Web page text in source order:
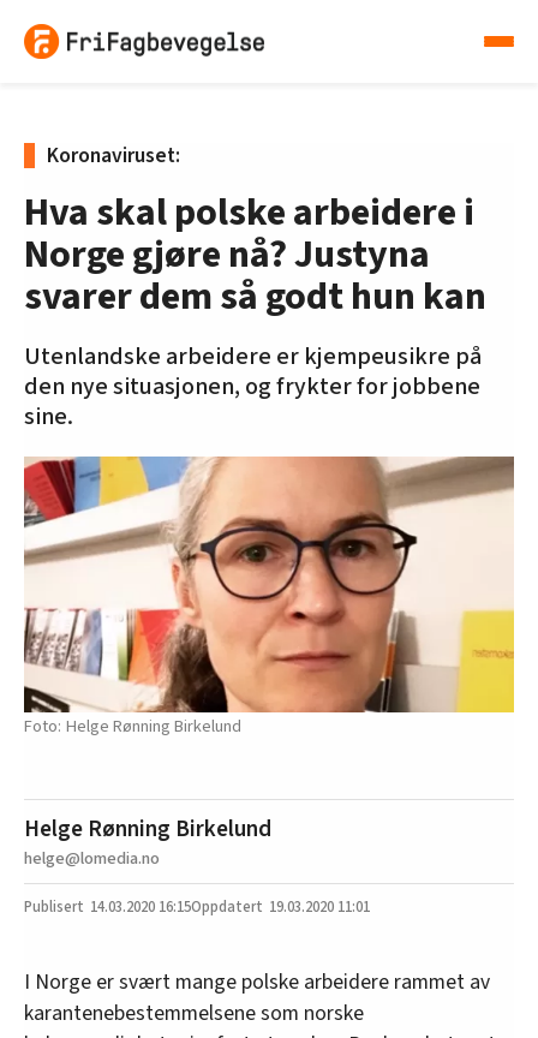
Koronaviruset:
Hva skal polske arbeidere i
Norge gjøre nå? Justyna
svarer dem så godt hun kan
Utenlandske arbeidere er kjempeusikre på
den nye situasjonen, og frykter for jobbene
sine.
Helge Rønning Birkelund
Helge Rønning Birkelund
helge@lomedia.no
14.03.2020 16:15 19.03.2020 11:01
I Norge er svært mange polske arbeidere rammet av
karantenebestemmelsene som norske